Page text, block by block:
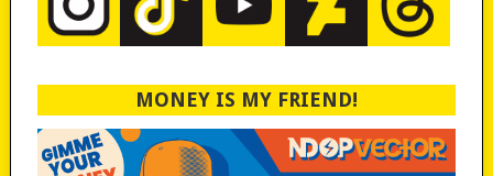
MONEY IS MY FRIEND!